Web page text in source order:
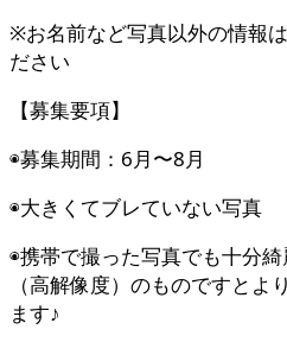
※お名前など写真以外の情報
ださい
【募集要項】
◉募集期間：6月〜8月
◉大きくてブレていない写真
◉携帯で撮った写真でも十分
（高解像度）のものですと
ます♪